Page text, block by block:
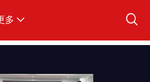
多
爱看视频
图说成都